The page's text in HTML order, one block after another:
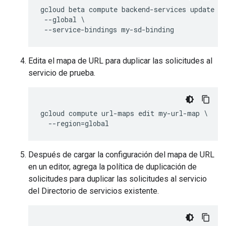
gcloud beta compute backend-services update
--global \
Edita el mapa de URL para duplicar las solicitudes al
servicio de prueba.
gcloud compute url-maps edit my-url-map \
Después de cargar la configuración del mapa de URL
en un editor, agrega la política de duplicación de
solicitudes para duplicar las solicitudes al servicio
del Directorio de servicios existente.